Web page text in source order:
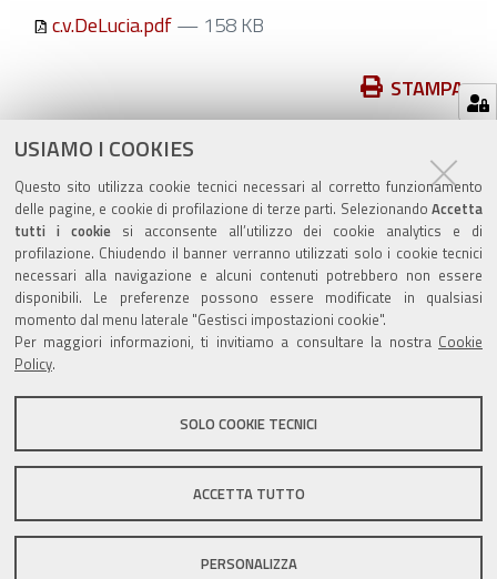
USIAMO I COOKIES
Questo sito utilizza cookie tecnici necessari al corretto funzionamento
delle pagine, e cookie di profilazione di terze parti. Selezionando Accetta
tutti i cookiesi acconsente all’utilizzo dei cookie analytics e di
profilazione. Chiudendo il banner verranno utilizzati solo i cookie tecnici
necessari alla navigazione e alcuni contenuti potrebbero non essere
disponibili. Le preferenze possono essere modificate in qualsiasi
momento dal menu laterale "Gestisci impostazioni cookie".
Per maggiori informazioni, ti invitiamo a consultare la nostra Cookie
Policy.
SOLO COOKIE TECNICI
ACCETTA TUTTO
PERSONALIZZA
c.v.DeLucia.pdf— 158 KB
sul
documento
STAMPA
ultima modifica
Valuta questo sito
Sito istituzionale Comune di Zola Predosa
Privacy policy|DPO|Accessibilità